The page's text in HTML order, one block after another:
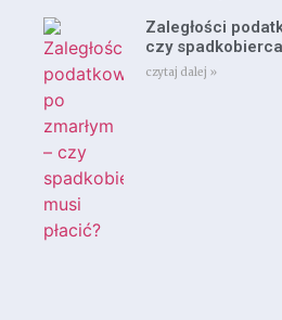
Zaległości
czy
czytaj dalej »